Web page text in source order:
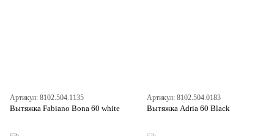
Артикул: 8102.504.1135
Вытяжка Fabiano Bona 60 white
Артикул: 8102.504.0183
Вытяжка Adria 60 Black